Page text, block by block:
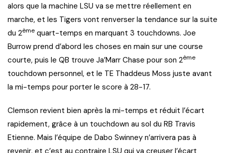
alors que la machine LSU va se mettre réellement en
marche, et les Tigers vont renverser la tendance sur la suite
du 2ème quart-temps en marquant 3 touchdowns. Joe
Burrow prend d’abord les choses en main sur une course
courte, puis le QB trouve Ja’Marr Chase pour son 2ème
touchdown personnel, et le TE Thaddeus Moss juste avant
la mi-temps pour porter le score à 28-17.
Clemson revient bien après la mi-temps et réduit l’écart
rapidement, grâce à un touchdown au sol du RB Travis
Etienne. Mais l’équipe de Dabo Swinney n’arrivera pas à
revenir, et c’est au contraire LSU qui va creuser l’écart